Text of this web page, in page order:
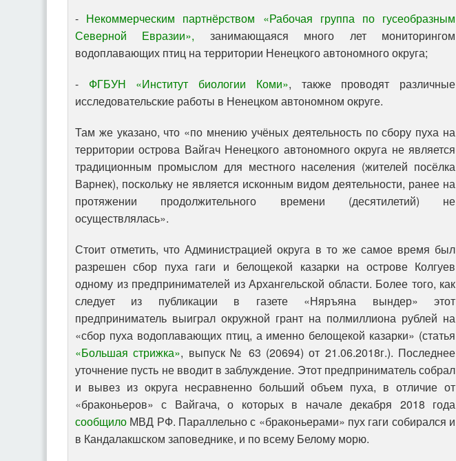
- Некоммерческим партнёрством «Рабочая группа по гусеобразным
Северной Евразии», занимающаяся много лет мониторингом
водоплавающих птиц на территории Ненецкого автономного округа;
- ФГБУН «Институт биологии Коми», также проводят различные
исследовательские работы в Ненецком автономном округе.
Там же указано, что «по мнению учёных деятельность по сбору пуха на
территории острова Вайгач Ненецкого автономного округа не является
традиционным промыслом для местного населения (жителей посёлка
Варнек), поскольку не является исконным видом деятельности, ранее на
протяжении продолжительного времени (десятилетий) не
осуществлялась».
Стоит отметить, что Администрацией округа в то же самое время был
разрешен сбор пуха гаги и белощекой казарки на острове Колгуев
одному из предпринимателей из Архангельской области. Более того, как
следует из публикации в газете «Няръяна вындер» этот
предприниматель выиграл окружной грант на полмиллиона рублей на
«сбор пуха водоплавающих птиц, а именно белощекой казарки» (статья
«Большая стрижка», выпуск № 63 (20694) от 21.06.2018г.). Последнее
уточнение пусть не вводит в заблуждение. Этот предприниматель собрал
и вывез из округа несравненно больший объем пуха, в отличие от
«браконьеров» с Вайгача, о которых в начале декабря 2018 года
сообщило МВД РФ. Параллельно с «браконьерами» пух гаги собирался и
в Кандалакшском заповеднике, и по всему Белому морю.